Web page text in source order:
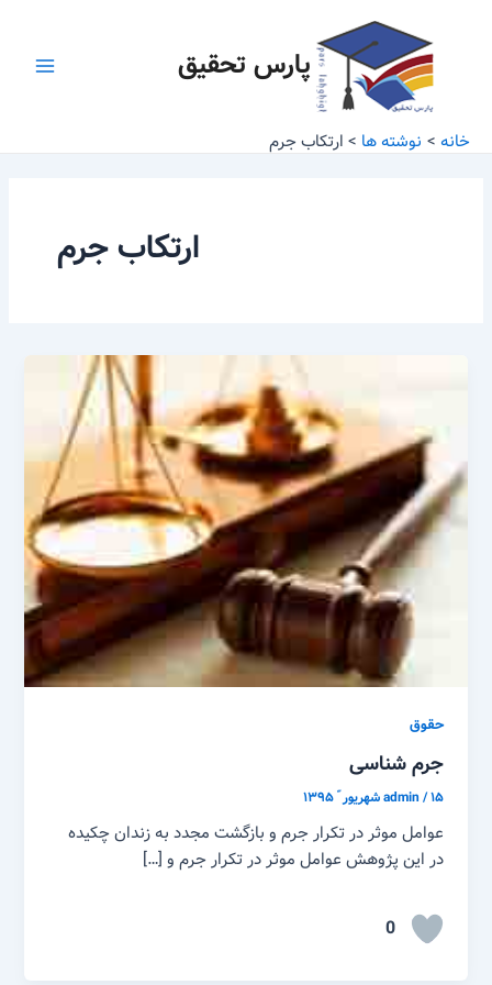
پارس تحقیق
خانه نوشته ها ارتکاب جرم
ارتکاب جرم
حقوق
جرم شناسی
admin/۱۵ شهریور ّ ۱۳۹۵
عوامل موثر در تکرار جرم و بازگشت مجدد به زندان چکیده
در این پژوهش عوامل موثر در تکرار جرم و […]
0